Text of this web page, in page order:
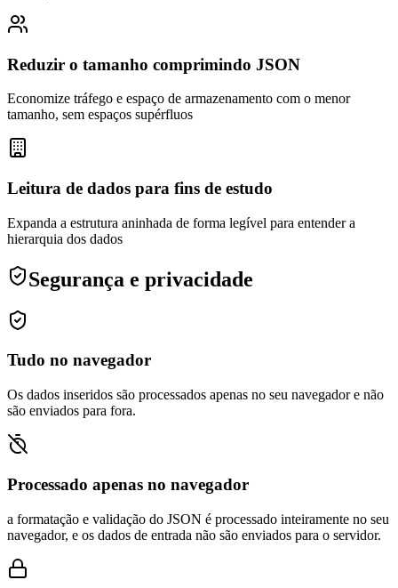
Reduzir o tamanho comprimindo JSON
Economize tráfego e espaço de armazenamento com o menor
tamanho, sem espaços supérfluos
Leitura de dados para fins de estudo
Expanda a estrutura aninhada de forma legível para entender a
hierarquia dos dados
Segurança e privacidade
Tudo no navegador
Os dados inseridos são processados apenas no seu navegador e não
são enviados para fora.
Processado apenas no navegador
a formatação e validação do JSON é processado inteiramente no seu
navegador, e os dados de entrada não são enviados para o servidor.